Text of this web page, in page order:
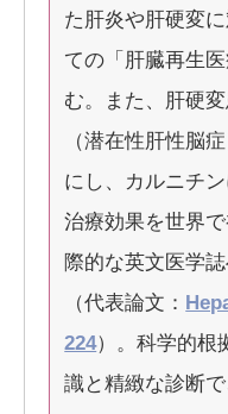
た肝炎や肝硬変
ての「肝臓再生
む。また、肝硬
（潜在性肝性脳
にし、カルニチ
治療効果を世界
際的な英文医学
（代表論文：
224）。科学的根
識と精緻な診断